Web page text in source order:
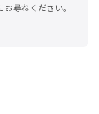
尋ねください。